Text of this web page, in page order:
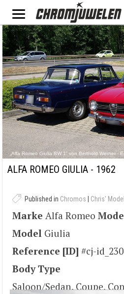
„Alfa Romeo Giulia BW 1“ von Berthold Werner -
ALFA ROMEO GIULIA - 1962
Published in Chromos Chris'
Marke Alfa Romeo
Model Giulia
Reference [ID] #cj-
Body Type
Saloon/Sedan, Coupe,